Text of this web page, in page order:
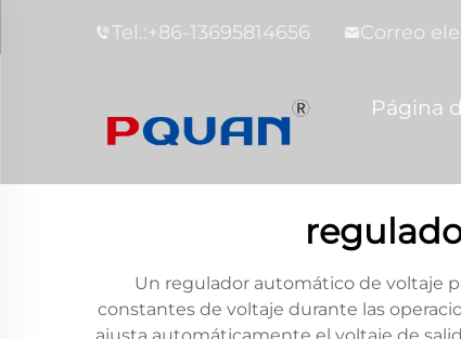
Tel.:+86-13695814656 Correo
Página
Un regulador automático de voltaje
constantes de voltaje durante las